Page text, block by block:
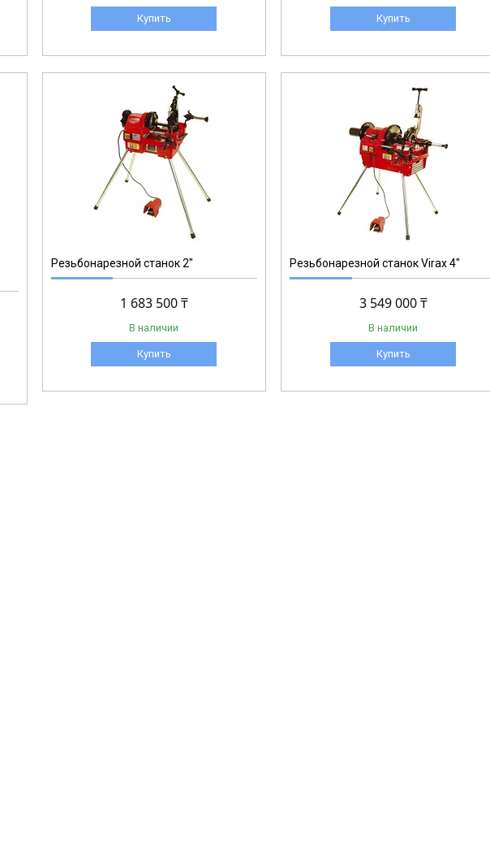
Купить Купить
Резьбонарезной станок 2"
1 683 500 ₸
В наличии
Купить
162140
Резьбонарезной станок Virax 4"
3 549 000 ₸
В наличии
Купить